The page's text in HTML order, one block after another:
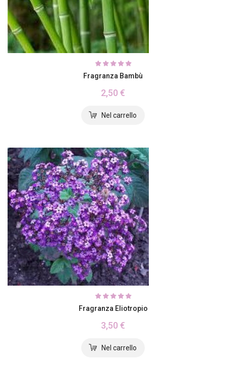
Fragranza Bambù
2,50 €
Fragranza Eliotropio
3,50 €